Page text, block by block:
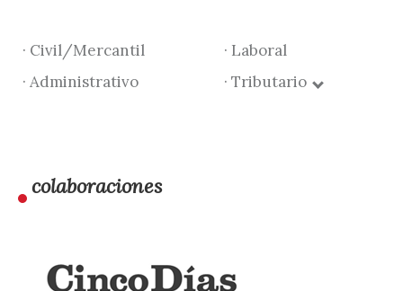
· Civil/Mercantil
· Laboral
· Administrativo
· Tributario
colaboraciones